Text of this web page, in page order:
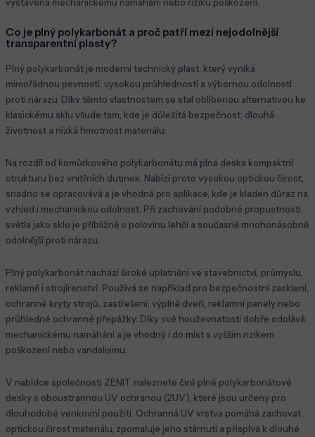
Co je plný polykarbonát a proč patří mezi nejodolnější
transparentní plasty?
Plný polykarbonát je moderní technický plast, který vyniká
mimořádnou pevností, vysokou průhledností a výbornou odolností
proti nárazu. Díky těmto vlastnostem se stal oblíbenou alternativou ke
klasickému sklu všude tam, kde je důležitá bezpečnost, dlouhá
životnost a nízká hmotnost materiálu.
Na rozdíl od komůrkového polykarbonátu má plná deska kompaktní
strukturu bez vnitřních dutinek. Nabízí proto vysokou optickou čirost,
snadno se opracovává a je vhodná pro aplikace, kde je kladen důraz na
vzhled i mechanickou odolnost. Při zachování podobné propustnosti
světla jako sklo je přibližně o polovinu lehčí a současně mnohonásobně
odolnější proti nárazu.
Plný polykarbonát nachází široké uplatnění ve stavebnictví, průmyslu,
reklamě i strojírenství. Používá se například pro bezpečnostní zasklení,
ochranné kryty strojů, zastřešení, výplně dveří, reklamní panely nebo
průhledné ochranné přepážky. Díky své houževnatosti dobře odolává
mechanickému namáhání a je vhodný i do míst s vyšším rizikem
poškození nebo vandalismu.
V nabídce společnosti ZENIT naleznete čiré plné polykarbonátové
desky s oboustrannou UV ochranou (2UV), které jsou určeny pro
dlouhodobé venkovní použití. Ochranná UV vrstva pomáhá zachovat
optickou čirost materiálu, zpomaluje jeho stárnutí a přispívá k dlouhé